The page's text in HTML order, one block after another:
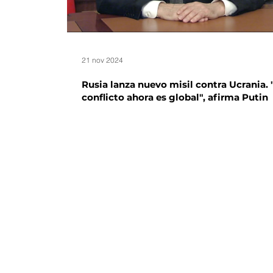
Rusia lanza nuevo misil contra Ucrania.
conflicto ahora es global", afirma Putin
21 nov 2024